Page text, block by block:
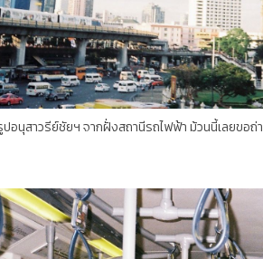
ชัยฯ จากฝั่งสถานีรถไฟฟ้า ม้วนนี้เลยขอถ่าย